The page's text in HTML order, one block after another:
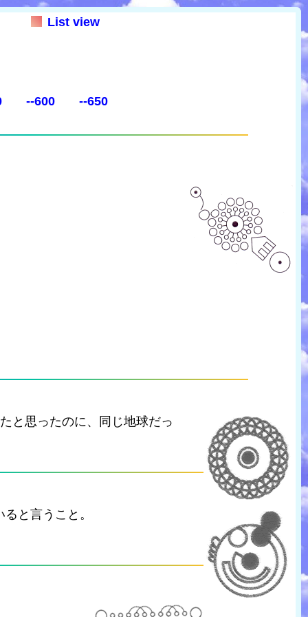
List view
--600 --650
と思ったのに、同じ地球だっ
と言うこと。